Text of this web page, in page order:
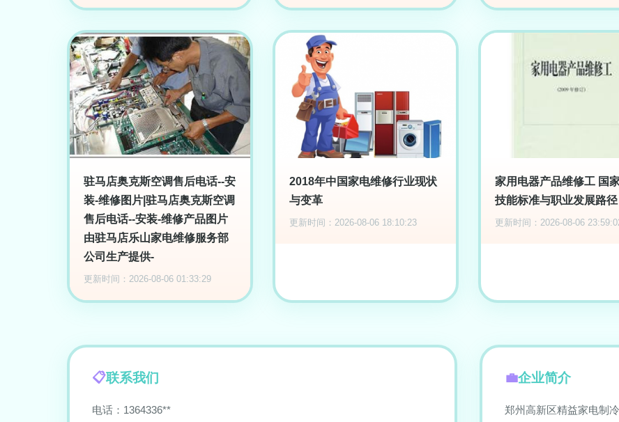
驻马店奥克斯空调售后电话--安
装-维修图片|驻马店奥克斯空调
售后电话--安装-维修产品图片
由驻马店乐山家电维修服务部
公司生产提供-
更新时间：2026-08-06 01:33:29
2018年中国家电维修行业现状
与变革
更新时间：2026-08-06 18:10:23
家用电器产品维修工 国
技能标准与职业发展路径
更新时间：2026-08-06
联系我们
电话：1364336**
企业简介
郑州高新区精益家电制